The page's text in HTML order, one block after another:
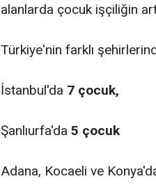
alanlarda çocuk işçiliğin
Türkiye'nin farklı
İstanbul'da 7 çocuk,
Şanlıurfa'da 5 çocuk
Adana, Kocaeli ve